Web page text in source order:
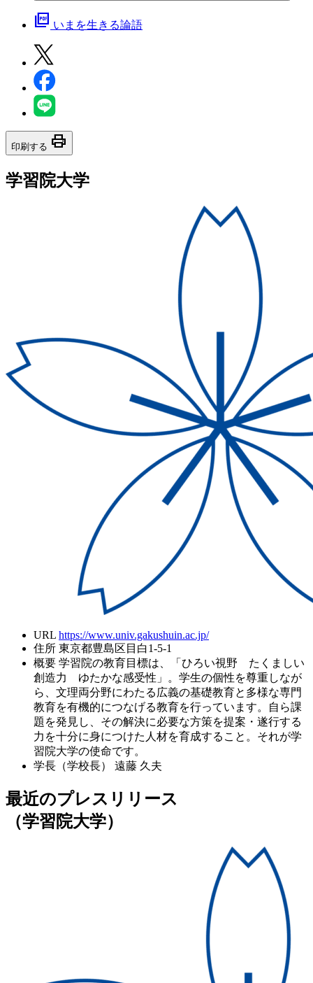
picture_as_pdf いまを生きる論語
印刷する print
学習院大学
URL https://www.univ.gakushuin.ac.jp/
住所 東京都豊島区目白1-5-1
概要 学習院の教育目標は、「ひろい視野 たくましい
創造力 ゆたかな感受性」。学生の個性を尊重しなが
ら、文理両分野にわたる広義の基礎教育と多様な専門
教育を有機的につなげる教育を行っています。自ら課
題を発見し、その解決に必要な方策を提案・遂行する
力を十分に身につけた人材を育成すること。それが学
習院大学の使命です。
学長（学校長）
遠藤 久夫
最近のプレスリリース
（学習院大学）